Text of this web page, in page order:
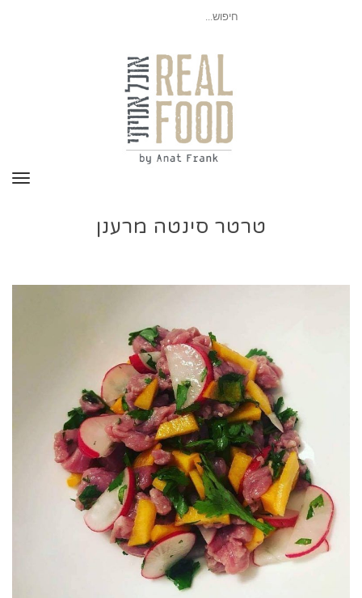
טרטר סינטה מרענן